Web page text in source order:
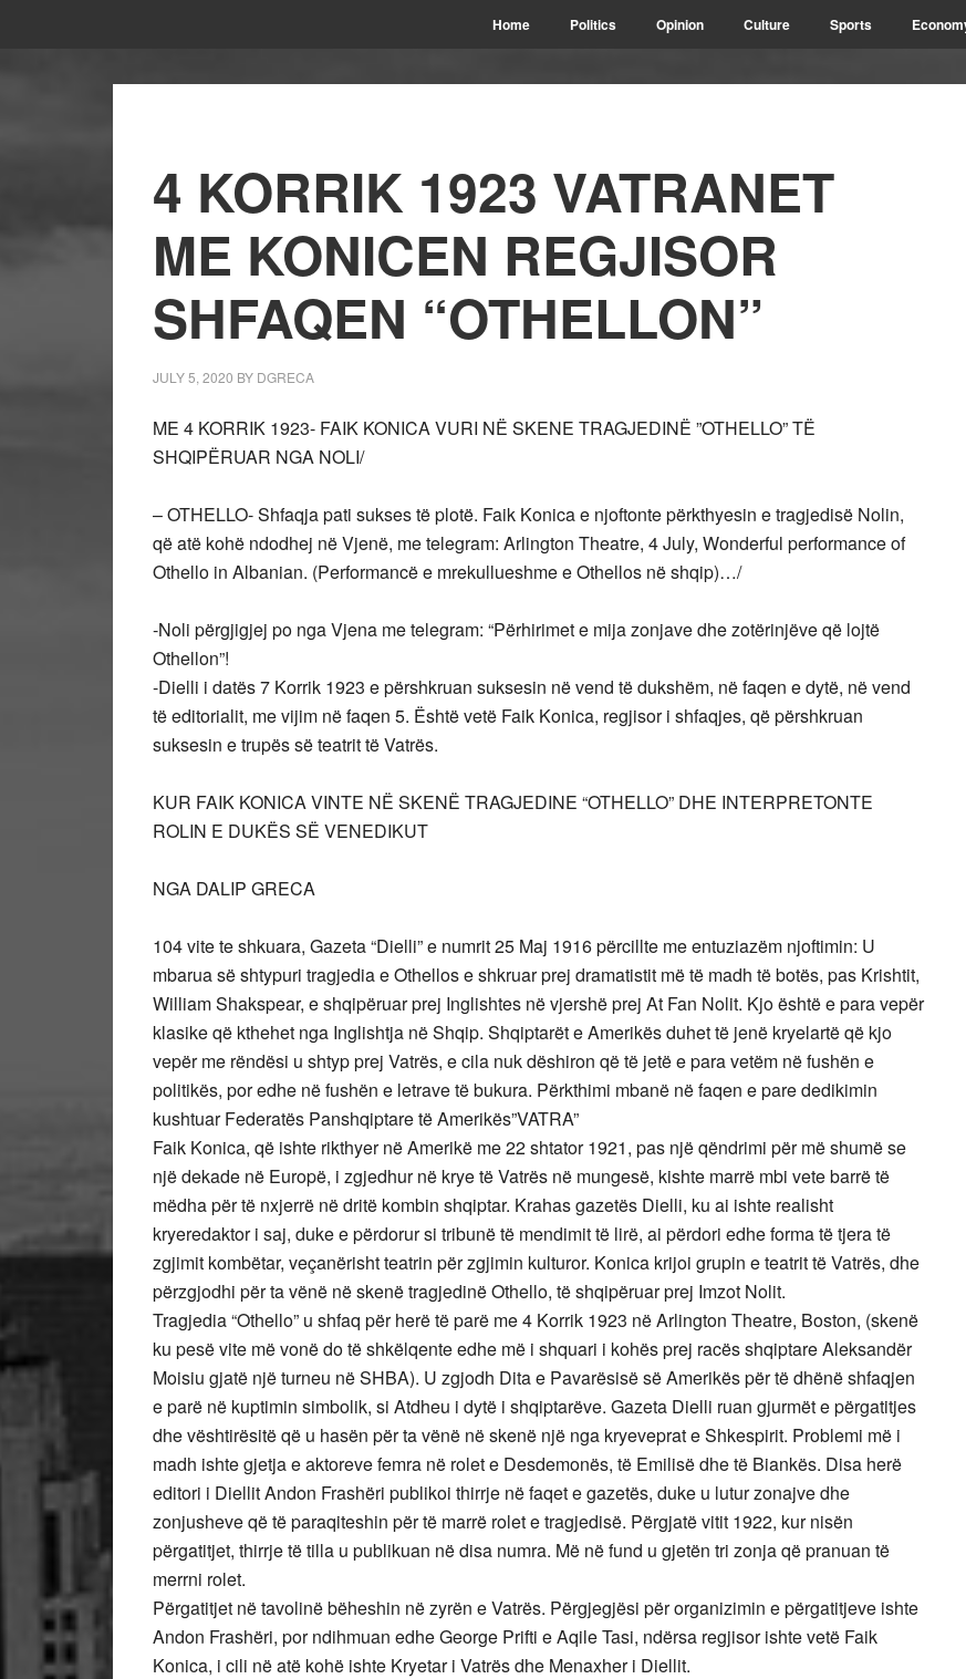
Home Politics Opinion Culture Sports
4 KORRIK 1923 VATRANET
ME KONICEN REGJISOR
SHFAQEN “OTHELLON”
JULY 5, 2020 BY DGRECA
ME 4 KORRIK 1923- FAIK KONICA VURI NË SKENE TRAGJEDINË ”OTHELLO” TË
SHQIPËRUAR NGA NOLI/
– OTHELLO- Shfaqja pati sukses të plotë. Faik Konica e njoftonte përkthyesin e tragjedisë Nolin,
që atë kohë ndodhej në Vjenë, me telegram: Arlington Theatre, 4 July, Wonderful performance of
Othello in Albanian. (Performancë e mrekullueshme e Othellos në shqip)…/
-Noli përgjigjej po nga Vjena me telegram: “Përhirimet e mija zonjave dhe zotërinjëve që lojtë
Othellon”!
-Dielli i datës 7 Korrik 1923 e përshkruan suksesin në vend të dukshëm, në faqen e dytë, në vend
të editorialit, me vijim në faqen 5. Është vetë Faik Konica, regjisor i shfaqjes, që përshkruan
suksesin e trupës së teatrit të Vatrës.
KUR FAIK KONICA VINTE NË SKENË TRAGJEDINE “OTHELLO” DHE INTERPRETONTE
ROLIN E DUKËS SË VENEDIKUT
NGA DALIP GRECA
104 vite te shkuara, Gazeta “Dielli” e numrit 25 Maj 1916 përcillte me entuziazëm njoftimin: U
mbarua së shtypuri tragjedia e Othellos e shkruar prej dramatistit më të madh të botës, pas Krishtit,
William Shakspear, e shqipëruar prej Inglishtes në vjershë prej At Fan Nolit. Kjo është e para vepër
klasike që kthehet nga Inglishtja në Shqip. Shqiptarët e Amerikës duhet të jenë kryelartë që kjo
vepër me rëndësi u shtyp prej Vatrës, e cila nuk dëshiron që të jetë e para vetëm në fushën e
politikës, por edhe në fushën e letrave të bukura. Përkthimi mbanë në faqen e pare dedikimin
kushtuar Federatës Panshqiptare të Amerikës”VATRA”
Faik Konica, që ishte rikthyer në Amerikë me 22 shtator 1921, pas një qëndrimi për më shumë se
një dekade në Europë, i zgjedhur në krye të Vatrës në mungesë, kishte marrë mbi vete barrë të
mëdha për të nxjerrë në dritë kombin shqiptar. Krahas gazetës Dielli, ku ai ishte realisht
kryeredaktor i saj, duke e përdorur si tribunë të mendimit të lirë, ai përdori edhe forma të tjera të
zgjimit kombëtar, veçanërisht teatrin për zgjimin kulturor. Konica krijoi grupin e teatrit të Vatrës, dhe
përzgjodhi për ta vënë në skenë tragjedinë Othello, të shqipëruar prej Imzot Nolit.
Tragjedia “Othello” u shfaq për herë të parë me 4 Korrik 1923 në Arlington Theatre, Boston, (skenë
ku pesë vite më vonë do të shkëlqente edhe më i shquari i kohës prej racës shqiptare Aleksandër
Moisiu gjatë një turneu në SHBA). U zgjodh Dita e Pavarësisë së Amerikës për të dhënë shfaqjen
e parë në kuptimin simbolik, si Atdheu i dytë i shqiptarëve. Gazeta Dielli ruan gjurmët e përgatitjes
dhe vështirësitë që u hasën për ta vënë në skenë një nga kryeveprat e Shkespirit. Problemi më i
madh ishte gjetja e aktoreve femra në rolet e Desdemonës, të Emilisë dhe të Biankës. Disa herë
editori i Diellit Andon Frashëri publikoi thirrje në faqet e gazetës, duke u lutur zonajve dhe
zonjusheve që të paraqiteshin për të marrë rolet e tragjedisë. Përgjatë vitit 1922, kur nisën
përgatitjet, thirrje të tilla u publikuan në disa numra. Më në fund u gjetën tri zonja që pranuan të
merrni rolet.
Përgatitjet në tavolinë bëheshin në zyrën e Vatrës. Përgjegjësi për organizimin e përgatitjeve ishte
Andon Frashëri, por ndihmuan edhe George Prifti e Aqile Tasi, ndërsa regjisor ishte vetë Faik
Konica, i cili në atë kohë ishte Kryetar i Vatrës dhe Menaxher i Diellit.